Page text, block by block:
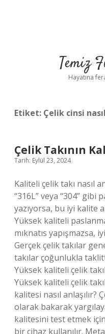
Temiz
Hayatına
Etiket: Çelik cinsi
Çelik Takının
Tarih: Eylül 23, 2024
Kaliteli çelik takı nasıl
“316L” veya “304” gibi
yazıyorsa, bu iyi kalite
Yüksek kaliteli
mıknatıs yapışmazsa,
Gerçek çelik takılar
takılar çoğunlukla
Yüksek kaliteli çelik
Yüksek kaliteli çelik
kalitesi nasıl anlaşılır?
olarak bakarak
kalitesini test etmek
bir cihaz kullanılır.